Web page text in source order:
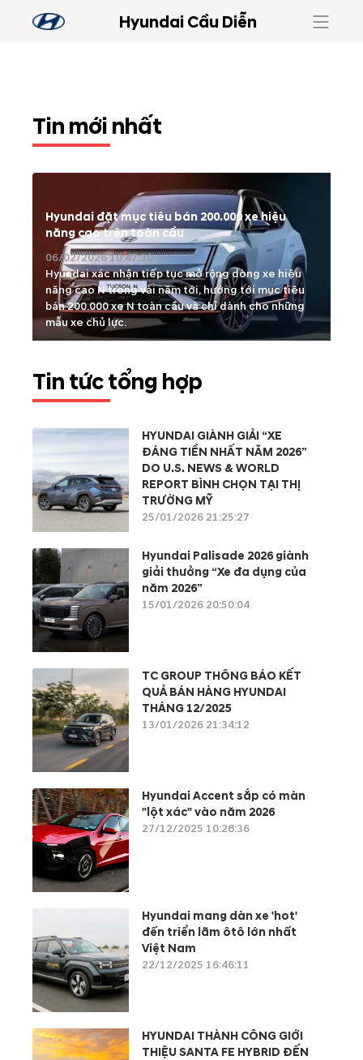
Hyundai Cầu Diễn
Tin mới nhất
Hyundai đặt mục tiêu bán 200.000 xe hiệu
năng cao trên toàn cầu
06/02/2026 10:47:30
Hyundai xác nhận tiếp tục mở rộng dòng xe hiệu
năng cao N trong vài năm tới, hướng tới mục tiêu
bán 200.000 xe N toàn cầu và chỉ dành cho những
mẫu xe chủ lực.
Tin tức tổng hợp
HYUNDAI GIÀNH GIẢI “XE
ĐÁNG TIỀN NHẤT NĂM 2026”
DO U.S. NEWS & WORLD
REPORT BÌNH CHỌN TẠI THỊ
TRƯỜNG MỸ
25/01/2026 21:25:27
Hyundai Palisade 2026 giành
giải thưởng “Xe đa dụng của
năm 2026”
15/01/2026 20:50:04
TC GROUP THÔNG BÁO KẾT
QUẢ BÁN HÀNG HYUNDAI
THÁNG 12/2025
13/01/2026 21:34:12
Hyundai Accent sắp có màn
"lột xác" vào năm 2026
27/12/2025 10:28:36
Hyundai mang dàn xe 'hot'
đến triển lãm ôtô lớn nhất
Việt Nam
22/12/2025 16:46:11
HYUNDAI THÀNH CÔNG GIỚI
THIỆU SANTA FE HYBRID ĐẾN